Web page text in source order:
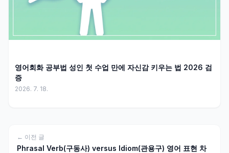
영어회화 공부법 성인 첫 수업 만에 자신감 키우는 법 2026 검
증
2026. 7. 18.
← 이전 글
Phrasal Verb(구동사) versus Idiom(관용구) 영어 표현 차